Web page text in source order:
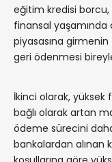
eğitim kredisi
finansal yaşamında
piyasasına
geri ödenmesi
İkinci olarak, yüksek
bağlı olarak artan
ödeme sürecini
bankalardan alınan